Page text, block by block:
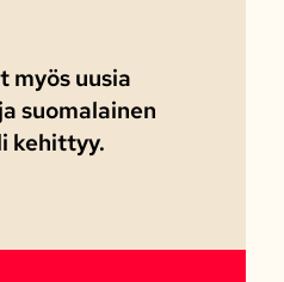
myös uusia
suomalainen
kehittyy.​